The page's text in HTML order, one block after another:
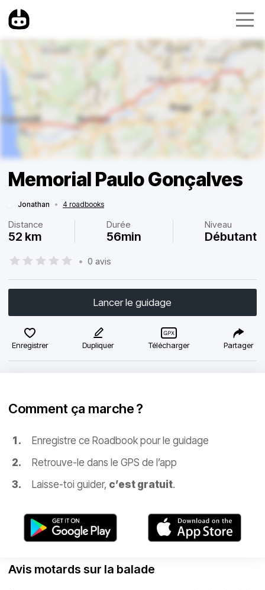
Memorial Paulo Gonçalves
Jonathan • 4 roadbooks
Distance
52 km
Durée
56min
Niveau
Débutant
• 0 avis
Lancer le guidage
Enregistrer Dupliquer Télécharger Partager
Comment ça marche ?
Enregistre ce Roadbook pour le guidage
Retrouve-le dans le GPS de l’app
Laisse-toi guider, c’est gratuit.
Avis motards sur la balade